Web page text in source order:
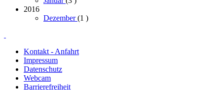
2016
Dezember(1 )
Kontakt - Anfahrt
Impressum
Datenschutz
Webcam
Barrierefreiheit